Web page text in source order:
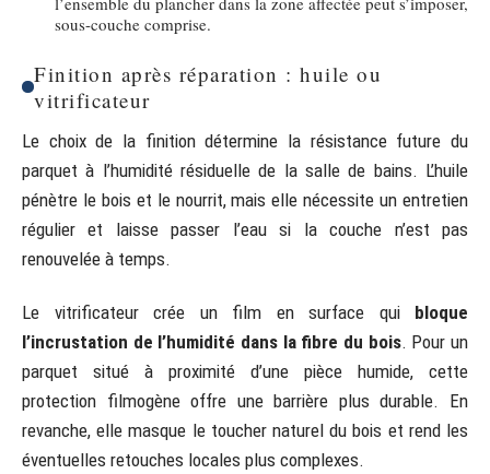
sous-couche comprise.
Finition après réparation : huile ou
vitrificateur
Le choix de la finition détermine la résistance future du
parquet à l’humidité résiduelle de la salle de bains. L’huile
pénètre le bois et le nourrit, mais elle nécessite un entretien
régulier et laisse passer l’eau si la couche n’est pas
renouvelée à temps.
Le vitrificateur crée un film en surface qui bloque
l’incrustation de l’humidité dans la fibre du bois. Pour un
parquet situé à proximité d’une pièce humide, cette
protection filmogène offre une barrière plus durable. En
revanche, elle masque le toucher naturel du bois et rend les
éventuelles retouches locales plus complexes.